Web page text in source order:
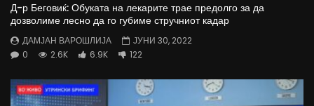
Д-р Беговиќ: Обуката на лекарите трае предолго за да
дозволиме лесно да го губиме стручниот кадар
ДАМЈАН ВАРОШЛИЈА
ЈУНИ 30, 2022
0
2.6K 6.9K 122